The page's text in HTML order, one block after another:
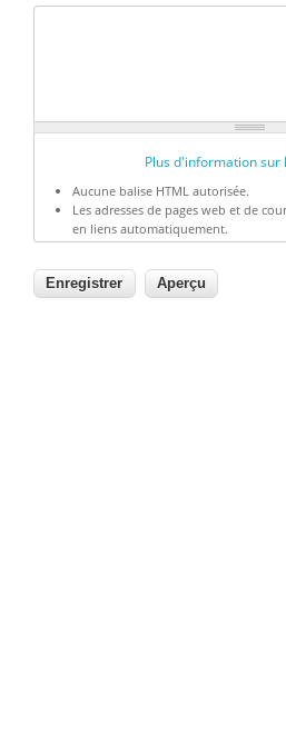
Plus d'information sur
Aucune balise HTML autorisée.
Les adresses de pages web et de
en liens automatiquement.